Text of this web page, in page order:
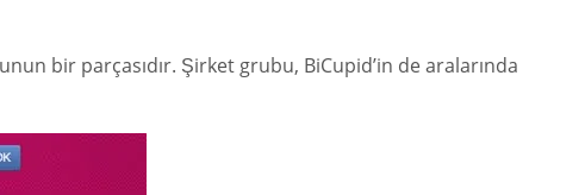
bir parçasıdır. Şirket grubu, BiCupid’in de aralarında